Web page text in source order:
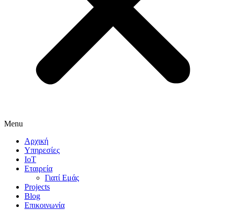
Menu
Αρχική
Υπηρεσίες
IoT
Εταιρεία
Γιατί Εμάς
Projects
Blog
Επικοινωνία